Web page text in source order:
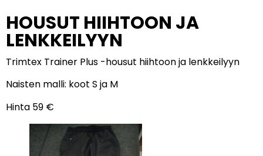
HOUSUT HIIHTOON JA
LENKKEILYYN
Trimtex Trainer Plus -housut hiihtoon ja lenkkeilyyn
Naisten malli: koot S ja M
Hinta 59 €